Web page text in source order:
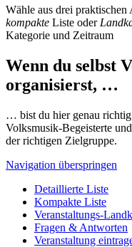
Wähle aus drei praktischen
kompakte Liste oder
Kategorie und Zeitraum
Wenn du selbst
organisierst, …
… bist du hier genau
Volksmusik-Begeisterte
der richtigen Zielgruppe.
Navigation überspringen
Detaillierte Liste
Kompakte Liste
Veranstaltungs-
Fragen & Antworten
Veranstaltung